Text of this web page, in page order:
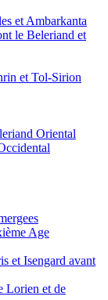
et Ambarkanta
le Beleriand et
et Tol-Sirion
Oriental
Age
et Isengard avant
Lorien et de